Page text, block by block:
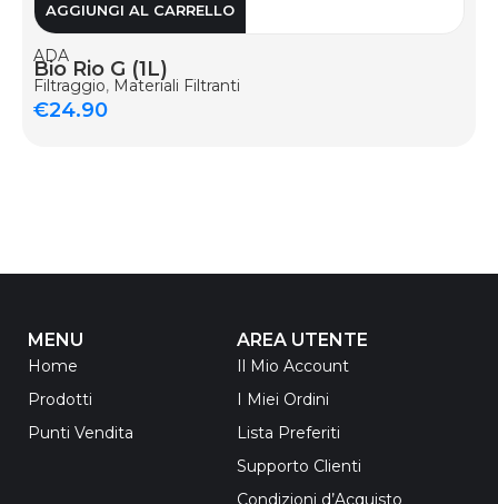
AGGIUNGI AL CARRELLO
ADA
Bio Rio G (1L)
Filtraggio, Materiali Filtranti
€24.90
MENU
Home
Prodotti
Punti Vendita
AREA UTENTE
Il Mio Account
I Miei Ordini
Lista Preferiti
Supporto Clienti
Condizioni d’Acquisto